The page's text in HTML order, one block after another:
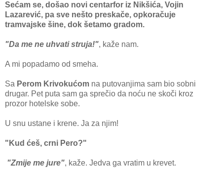
Sećam se, došao novi centarfor iz Nikšića, Vojin
Lazarević, pa sve nešto preskače, opkoračuje
tramvajske šine, dok šetamo gradom.
"Da me ne uhvati struja!", kaže nam.
A mi popadamo od smeha.
Sa Perom Krivokućom na putovanjima sam bio sobni
drugar. Pet puta sam ga sprečio da noću ne skoči kroz
prozor hotelske sobe.
U snu ustane i krene. Ja za njim!
"Kud ćeš, crni Pero?"
"Zmije me jure", kaže. Jedva ga vratim u krevet.